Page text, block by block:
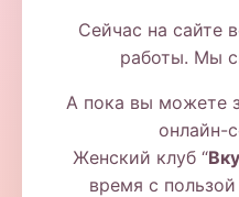
Сейчас на сайте
работы. Мы
А пока вы можете
онлайн-
Женский клуб “
время с